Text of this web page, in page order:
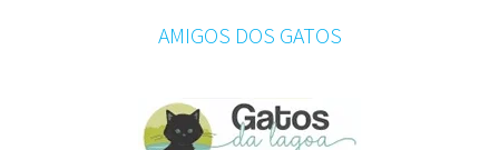
AMIGOS DOS GATOS